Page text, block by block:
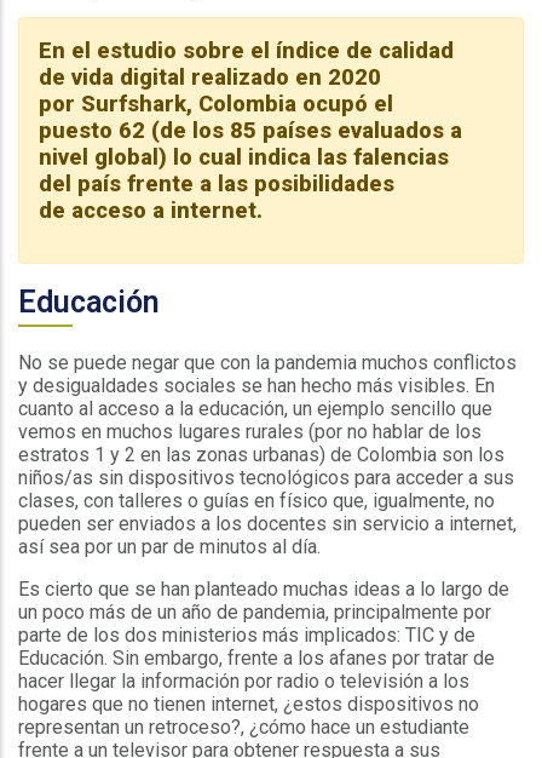
En el estudio sobre el índice de calidad
de vida digital realizado en 2020
por Surfshark, Colombia ocupó el
puesto 62 (de los 85 países evaluados a
nivel global) lo cual indica las falencias
del país frente a las posibilidades
de acceso a internet.
Educación
No se puede negar que con la pandemia muchos conflictos
y desigualdades sociales se han hecho más visibles. En
cuanto al acceso a la educación, un ejemplo sencillo que
vemos en muchos lugares rurales (por no hablar de los
estratos 1 y 2 en las zonas urbanas) de Colombia son los
niños/as sin dispositivos tecnológicos para acceder a sus
clases, con talleres o guías en físico que, igualmente, no
pueden ser enviados a los docentes sin servicio a internet,
así sea por un par de minutos al día.
Es cierto que se han planteado muchas ideas a lo largo de
un poco más de un año de pandemia, principalmente por
parte de los dos ministerios más implicados: TIC y de
Educación. Sin embargo, frente a los afanes por tratar de
hacer llegar la información por radio o televisión a los
hogares que no tienen internet, ¿estos dispositivos no
representan un retroceso?, ¿cómo hace un estudiante
frente a un televisor para obtener respuesta a sus